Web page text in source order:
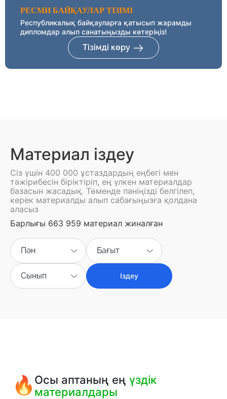
РЕСМИ БАЙҚАУЛАР ТІЗІМІ
Республикалық байқауларға қатысып жарамды
дипломдар алып санатыңызды көтеріңіз!
Тізімді көру
Материал іздеу
Сіз үшін 400 000 ұстаздардың еңбегі мен
тәжірибесін біріктіріп, ең үлкен материалдар
базасын жасадық. Төменде пәніңізді белгілеп,
керек материалды алып сабағыңызға қолдана
аласыз
Барлығы 663 959 материал жиналған
Пән Бағыт
Сынып Іздеу
Осы аптаның еңүздік
материалдары